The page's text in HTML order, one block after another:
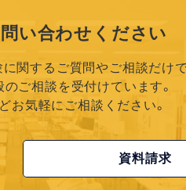
い合わせください
関するご質問やご相談だけ
のご相談を受付けています。
お気軽にご相談ください。
資料請求